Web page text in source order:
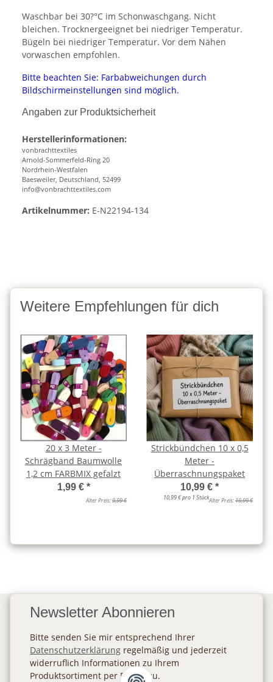
Waschbar bei 30?°C im Schonwaschgang. Nicht
bleichen. Trocknergeeignet bei niedriger Temperatur.
Bügeln bei niedriger Temperatur. Vor dem Nähen
vorwaschen empfohlen.
Bitte beachten Sie: Farbabweichungen durch
Bildschirmeinstellungen sind möglich.
Angaben zur Produktsicherheit
Herstellerinformationen:
vonbrachttextiles
Arnold-Sommerfeld-Ring 20
Nordrhein-Westfalen
Baesweiler, Deutschland, 52499
info@vonbrachttextiles.com
Artikelnummer: E-N22194-134
Weitere Empfehlungen für dich
20 x 3 Meter -
Schrägband Baumwolle
1,2 cm FARBMIX gefalzt
1,99 € *
Alter Preis:9,99 €
Strickbündchen 10 x 0,5
Meter -
Überraschnungspaket
10,99 € *
10,99 € pro 1 StückAlter Preis:19,99 €
Newsletter Abonnieren
Bitte senden Sie mir entsprechend Ihrer
Datenschutzerklärung regelmäßig und jederzeit
widerruflich Informationen zu Ihrem
Produktsortiment per E-Mail zu.